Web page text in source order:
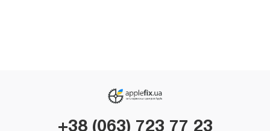
+38 (063) 723 77 23